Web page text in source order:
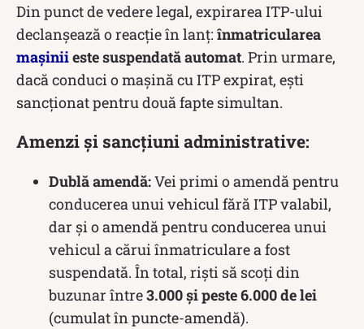
Din punct de vedere legal, expirarea ITP-ului
declanșează o reacție în lanț: înmatricularea
mașiniieste suspendată automat. Prin urmare,
dacă conduci o mașină cu ITP expirat, ești
sancționat pentru două fapte simultan.
Amenzi și sancțiuni administrative:
Dublă amendă:Vei primi o amendă pentru
conducerea unui vehicul fără ITP valabil,
dar și o amendă pentru conducerea unui
vehicul a cărui înmatriculare a fost
suspendată. În total, riști să scoți din
buzunar între3.000 și peste 6.000 de lei
(cumulat în puncte-amendă).